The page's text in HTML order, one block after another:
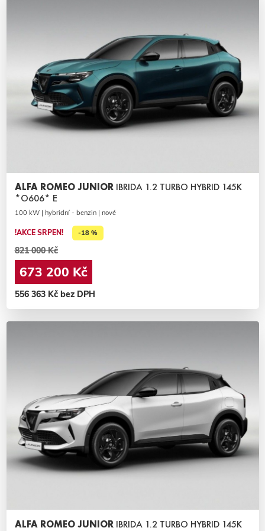
ALFA ROMEO JUNIOR IBRIDA 1.2 TURBO HYBRID 145K
*O606* E
100 kW | hybridní - benzin | nové
!AKCE SRPEN! -18 %
821 000 Kč
673 200 Kč
556 363 Kč bez DPH
ALFA ROMEO JUNIOR IBRIDA 1.2 TURBO HYBRID 145K